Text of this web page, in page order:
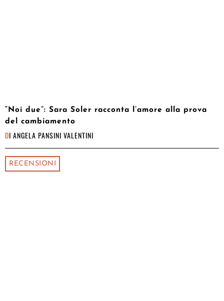
“Noi due”: Sara Soler racconta l’amore alla prova
del cambiamento
DI ANGELA PANSINI VALENTINI
RECENSIONI